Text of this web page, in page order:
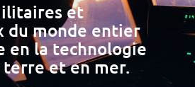
et
du monde entier
en la technologie
terre et en mer.